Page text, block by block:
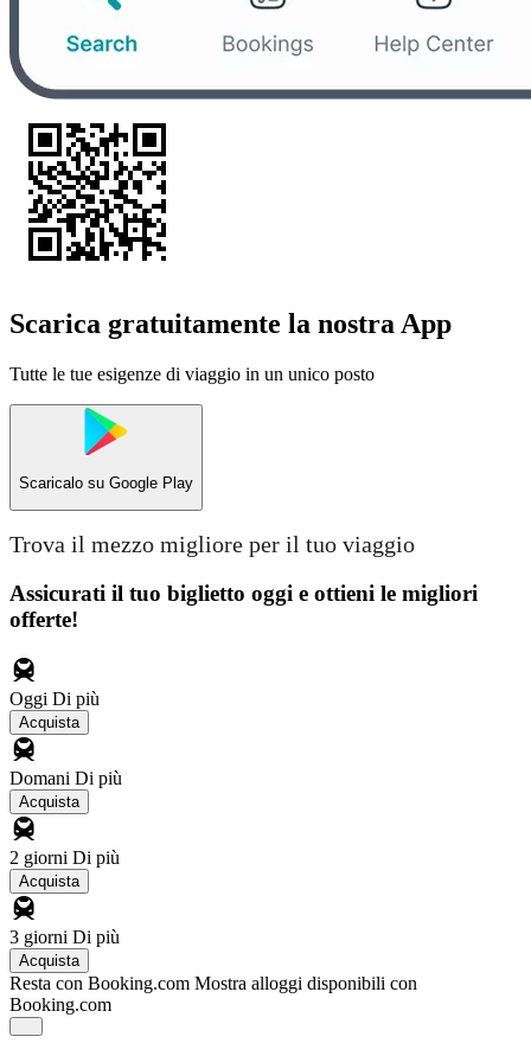
Scarica gratuitamente la nostra App
Tutte le tue esigenze di viaggio in un unico posto
Scaricalo su Google Play
Trova il mezzo migliore per il tuo viaggio
Assicurati il ​​tuo biglietto oggi e ottieni le migliori
offerte!
Oggi Di più
Acquista
Domani Di più
Acquista
2 giorni Di più
Acquista
3 giorni Di più
Acquista
Resta con Booking.com Mostra alloggi disponibili con
Booking.com